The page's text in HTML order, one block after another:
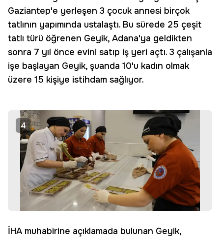
Gaziantep'e yerleşen 3 çocuk annesi birçok
tatlının yapımında ustalaştı. Bu sürede 25 çeşit
tatlı türü öğrenen Geyik, Adana'ya geldikten
sonra 7 yıl önce evini satıp iş yeri açtı. 3 çalışanla
işe başlayan Geyik, şuanda 10'u kadın olmak
üzere 15 kişiye istihdam sağlıyor.
4
İHA muhabirine açıklamada bulunan Geyik,